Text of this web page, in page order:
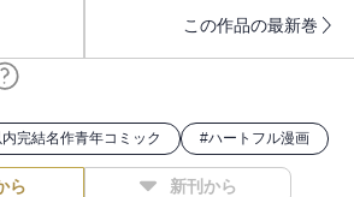
この作品の最新巻
完結名作青年コミック #ハートフル漫画
ら 新刊から